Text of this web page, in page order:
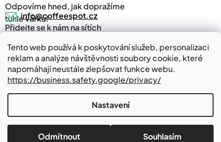
Tento web používá k poskytování služeb, personalizaci
reklam a analýze návštěvnosti soubory cookie, které
napomáhají neustále zlepšovat funkce webu.
https://business.safety.google/privacy/
Nastavení
Odmítnout Souhlasím
Kávový slovník
Napsali o nás
Blog
Kontakty
Odpovíme hned, jak dopražíme
tuhle várku!
info@coffeespot.cz
Přidejte se k nám na sítích
Kde nás najdete
Pražírna kávy v Babicích
Vytvořil Shoptet
Copyright 2026Coffeespot.cz . Všechna práva vyhrazena.